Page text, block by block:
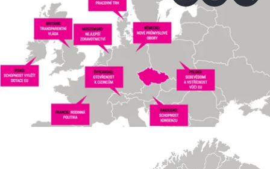
Přílohy 28. 4. 2013
Kam se jet poučit
Respekt